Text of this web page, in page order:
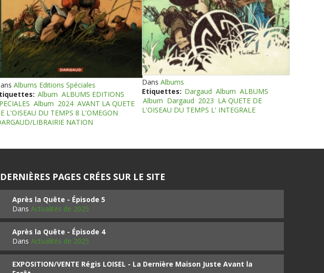
Albums Editions Spéciales
Album ALBUMS EDITIONS
Album 2024 AVANT LA QUETE
L'OISEAU DU TEMPS 8 L'OMEGON
LIBRAIRIE NATION
Dans Albums
Etiquettes: Dargaud Album ALBUMS
Album Dargaud 2023 LA QUETE DE
L'OISEAU DU TEMPS L' INTEGRALE
DERNIÈRES PAGES CRÉES SUR LE SITE
Après la Quête - Épisode 5
Dans Actualités de 2025
Après la Quête - Épisode 4
Dans Actualités de 2025
EXPOSITION/VENTE Régis LOISEL - La Dernière Maison Juste Avant la